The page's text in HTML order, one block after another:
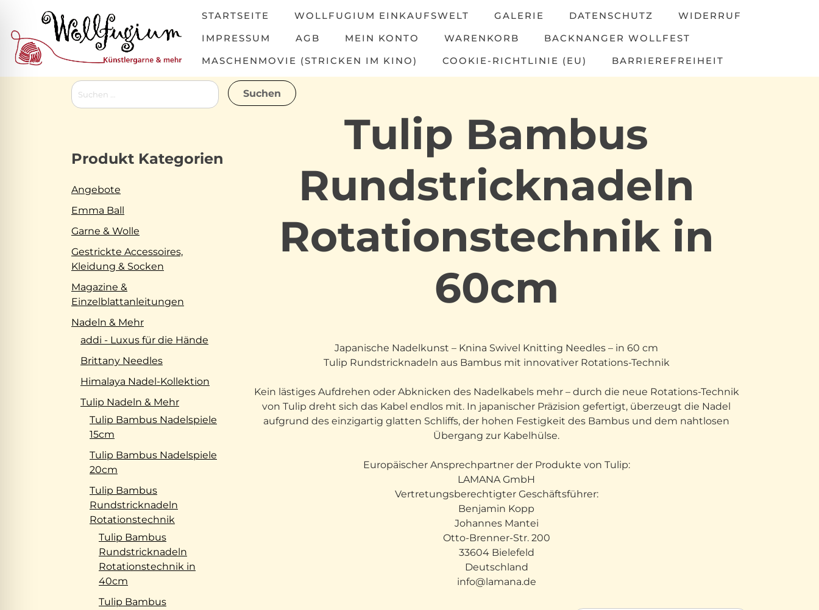
content
STARTSEITE WOLLFUGIUM EINKAUFSWELT GALERIE DATENSCHUTZ
WIDERRUF
IMPRESSUM
AGB MEIN KONTO WARENKORB
BACKNANGER WOLLFEST
MASCHENMOVIE (STRICKEN IM KINO)
COOKIE-RICHTLINIE (EU) BARRIEREFREIHEIT
Tulip Bambus
Rundstricknadeln
Rotationstechnik in
60cm
Japanische Nadelkunst – Knina Swivel Knitting Needles – in 60 cm
Tulip Rundstricknadeln aus Bambus mit innovativer Rotations-Technik
Kein lästiges Aufdrehen oder Abknicken des Nadelkabels mehr – durch die neue Rotations-Technik
von Tulip dreht sich das Kabel endlos mit. In japanischer Präzision gefertigt, überzeugt die Nadel
aufgrund des einzigartig glatten Schliffs, der hohen Festigkeit des Bambus und dem nahtlosen
Übergang zur Kabelhülse.
Europäischer Ansprechpartner der Produkte von Tulip:
LAMANA GmbH
Vertretungsberechtigter Geschäftsführer:
Benjamin Kopp
Johannes Mantei
Otto-Brenner-Str. 200
33604 Bielefeld
Deutschland
info@lamana.de
Suchen
nach:
Produkt Kategorien
Angebote
Emma Ball
Garne & Wolle
Gestrickte Accessoires,
Kleidung & Socken
Magazine &
Einzelblattanleitungen
Nadeln & Mehr
addi - Luxus für die Hände
Brittany Needles
Himalaya Nadel-Kollektion
Tulip Nadeln & Mehr
Tulip Bambus Nadelspiele
15cm
Tulip Bambus Nadelspiele
20cm
Tulip Bambus
Rundstricknadeln
Rotationstechnik
Tulip Bambus
Rundstricknadeln
Rotationstechnik in
40cm
Tulip Bambus